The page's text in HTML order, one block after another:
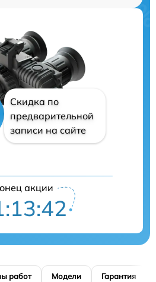
Скидка по
предварительной
записи на сайте
акции
работ Модели Гарантия